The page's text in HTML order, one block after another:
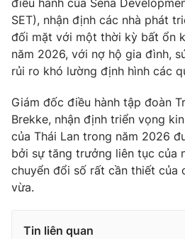
Theo dõi báo trên
Cơ quan chủ quản:Đài Truyền hình
Cơ quan báo chí:Thời báo VTV
Giấy phép hoạt động báo in và báo
cấp ngày 29/12/2023
Tổng Biên tập:Vũ Thanh Thủy
Phó Tổng Biên tập:
Tổng đài VTV:024.38 355 931 -
SET), nhận định các nhà phát
đối mặt với một thời kỳ bất ổn
năm 2026, với nợ hộ gia đình,
rủi ro khó lường định hình các
Giám đốc điều hành tập đoàn
Brekke, nhận định triển vọng
của Thái Lan trong năm 2026
bởi sự tăng trưởng liên tục của
chuyển đổi số rất cần thiết của
vừa.
Tin liên quan